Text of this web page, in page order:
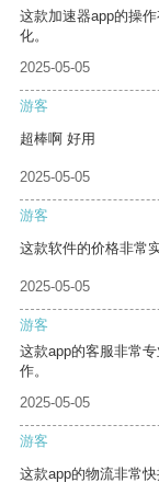
这款加速器app的操
化。
2025-05-05
游客
超棒啊 好用
2025-05-05
游客
这款软件的价格非常
2025-05-05
游客
这款app的客服非常
作。
2025-05-05
游客
这款app的物流非常